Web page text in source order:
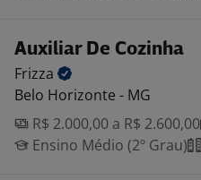
Auxiliar De Cozinha
Frizza
Belo Horizonte - MG
R$ 2.000,00 a R$ 2.600,00
Ensino Médio (2º Grau)